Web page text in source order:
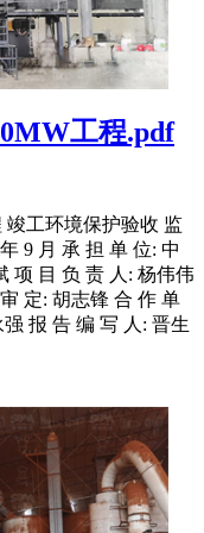
工程.pdf
竣工环境保护验收 监
9 月 承 担 单 位: 中
项 目 负 责 人: 杨伟伟
定: 胡志锋 合 作 单
报 告 编 写 人: 晋生